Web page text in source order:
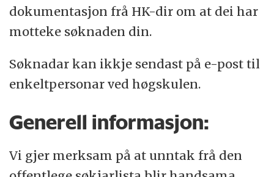
dokumentasjon frå HK-dir om at dei har
motteke søknaden din.
Søknadar kan ikkje sendast på e-post til
enkeltpersonar ved høgskulen.
Generell informasjon:
Vi gjer merksam på at unntak frå den